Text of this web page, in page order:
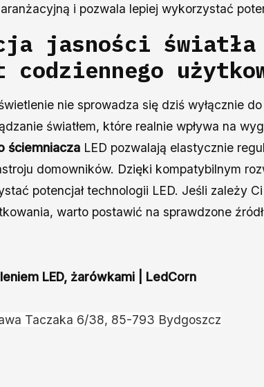
i pozwala lepiej wykorzystać
jasności światła
codziennego
nie sprowadza się dziś wyłącznie
światłem, które realnie wpływa na
ściemniacza LED pozwalają elastycznie
domowników. Dzięki kompatybilnym
potencjał technologii LED. Jeśli zależy
warto postawić na sprawdzone
LED, żarówkami | LedCorn
Taczaka 6/38, 85-793 Bydgoszcz